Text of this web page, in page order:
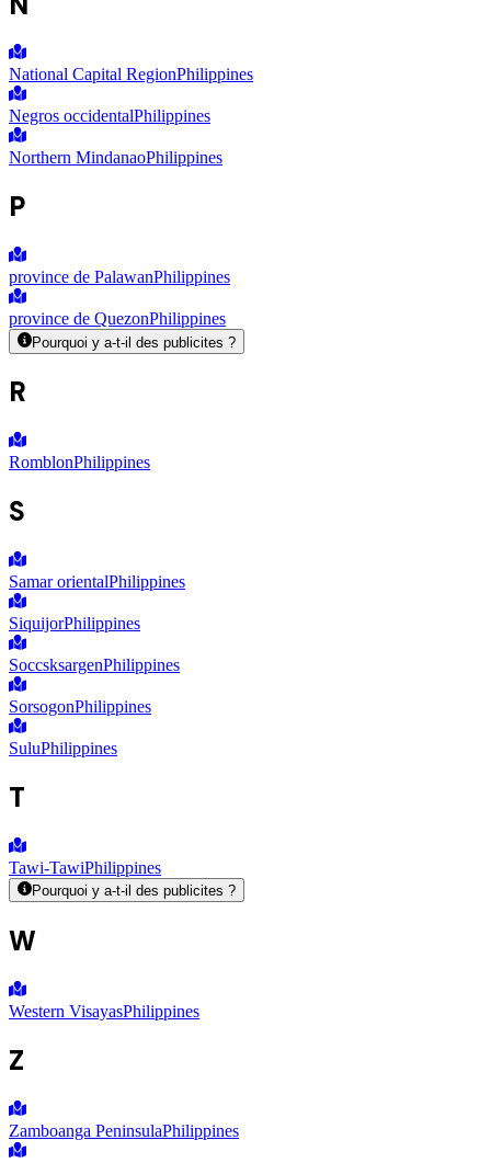
National Capital RegionPhilippines
Negros occidentalPhilippines
Northern MindanaoPhilippines
P
province de PalawanPhilippines
province de QuezonPhilippines
Pourquoi y a-t-il des publicites ?
R
RomblonPhilippines
S
Samar orientalPhilippines
SiquijorPhilippines
SoccsksargenPhilippines
SorsogonPhilippines
SuluPhilippines
T
Tawi-TawiPhilippines
Pourquoi y a-t-il des publicites ?
W
Western VisayasPhilippines
Z
Zamboanga PeninsulaPhilippines